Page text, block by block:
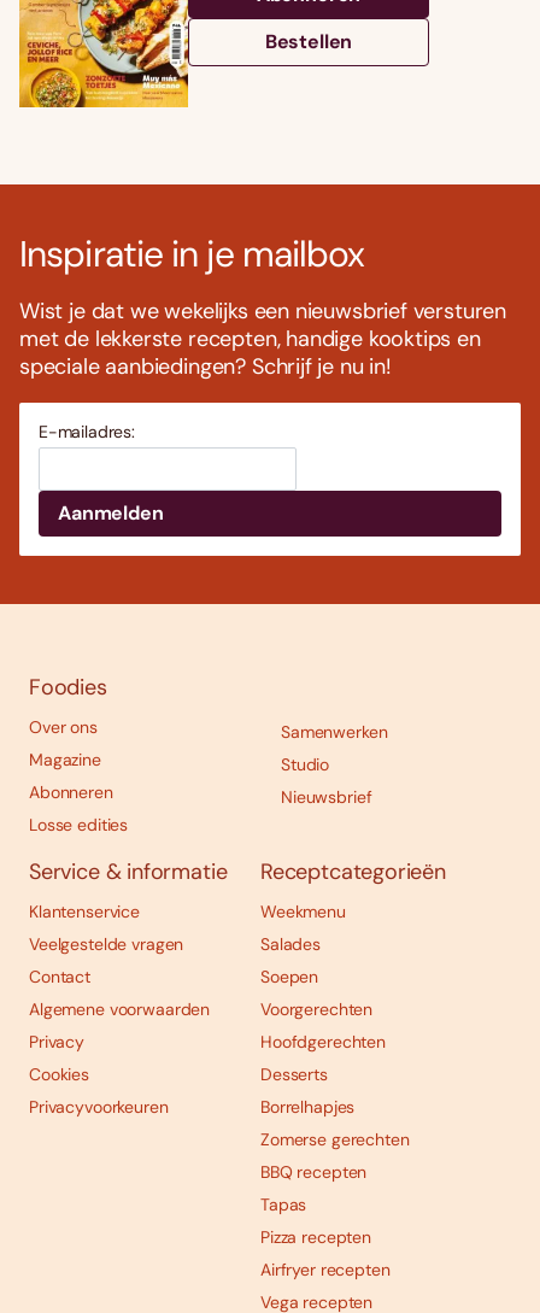
Bestellen
Inspiratie in je mailbox
Wist je dat we wekelijks een nieuwsbrief versturen
met de lekkerste recepten, handige kooktips en
speciale aanbiedingen? Schrijf je nu in!
E-mailadres:
Foodies
Over ons
Magazine
Abonneren
Losse edities
Samenwerken
Studio
Nieuwsbrief
Service & informatie
Klantenservice
Veelgestelde vragen
Contact
Algemene voorwaarden
Privacy
Cookies
Privacyvoorkeuren
Receptcategorieën
Weekmenu
Salades
Soepen
Voorgerechten
Hoofdgerechten
Desserts
Borrelhapjes
Zomerse gerechten
BBQ recepten
Tapas
Pizza recepten
Airfryer recepten
Vega recepten